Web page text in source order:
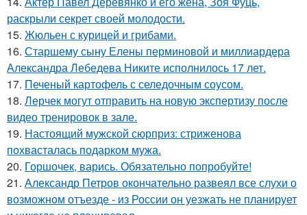
раскрыли секрет своей молодости.
15. Жюльен с курицей и грибами.
16. Старшему сыну Елены перминовой и миллиардера
Александра Лебедева Никите исполнилось 17 лет.
17. Печеный картофель с селедочным соусом.
18. Лерчек могут отправить на новую экспертизу после
видео тренировок в зале.
19. Настоящий мужской сюрприз: стриженова
похвасталась подарком мужа.
20. Горшочек, варись. Обязательно попробуйте!
21. Александр Петров окончательно развеял все слухи о
возможном отъезде - из России он уезжать не планирует